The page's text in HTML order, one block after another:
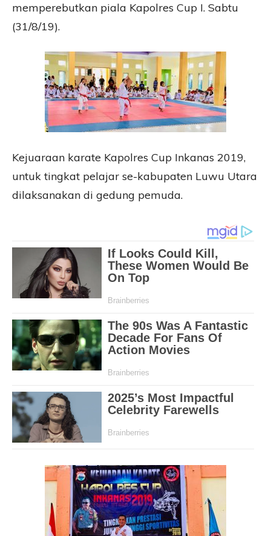
memperebutkan piala Kapolres Cup I. Sabtu
(31/8/19).
Kejuaraan karate Kapolres Cup Inkanas 2019,
untuk tingkat pelajar se-kabupaten Luwu Utara
dilaksanakan di gedung pemuda.